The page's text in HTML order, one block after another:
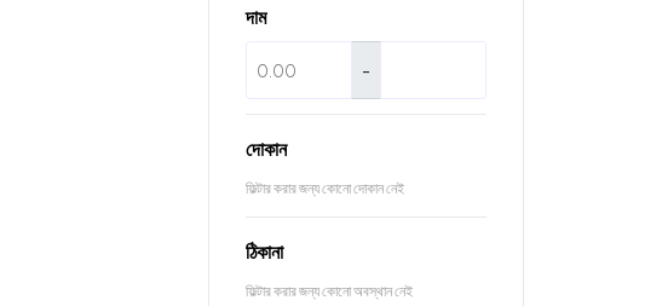
দাম
-
দোকান
ফিল্টার করার জন্য কোনো দোকান নেই
ঠিকানা
ফিল্টার করার জন্য কোনো অবস্থান নেই